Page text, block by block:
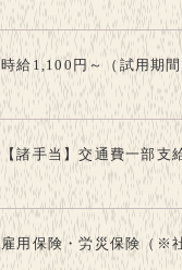
時給1,100円～（試用期
【諸手当】交通費一部支
雇用保険・労災保険（※